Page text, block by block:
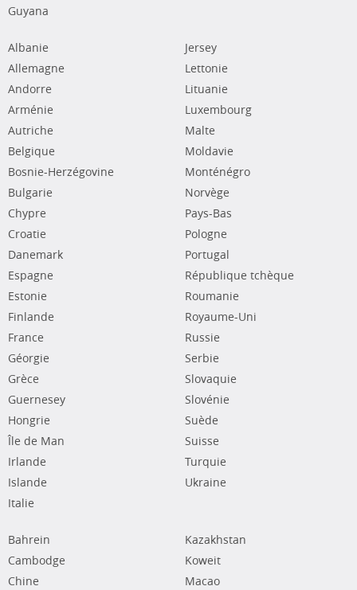
Guyana
Albanie
Allemagne
Andorre
Arménie
Autriche
Belgique
Bosnie-Herzégovine
Bulgarie
Chypre
Croatie
Danemark
Espagne
Estonie
Finlande
France
Géorgie
Grèce
Guernesey
Hongrie
Île de Man
Irlande
Islande
Italie
Jersey
Lettonie
Lituanie
Luxembourg
Malte
Moldavie
Monténégro
Norvège
Pays-Bas
Pologne
Portugal
République tchèque
Roumanie
Royaume-Uni
Russie
Serbie
Slovaquie
Slovénie
Suède
Suisse
Turquie
Ukraine
Bahrein
Cambodge
Chine
Kazakhstan
Koweit
Macao